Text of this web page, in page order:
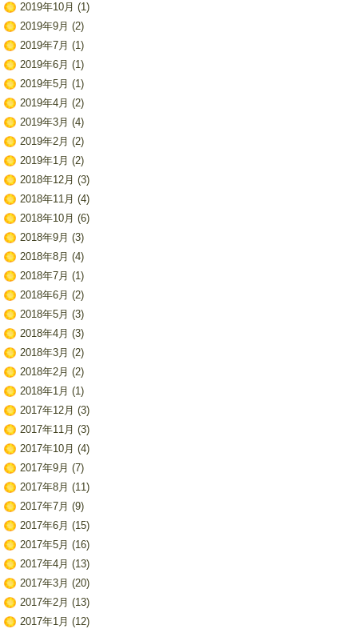
2019年10月 (1)
2019年9月 (2)
2019年7月 (1)
2019年6月 (1)
2019年5月 (1)
2019年4月 (2)
2019年3月 (4)
2019年2月 (2)
2019年1月 (2)
2018年12月 (3)
2018年11月 (4)
2018年10月 (6)
2018年9月 (3)
2018年8月 (4)
2018年7月 (1)
2018年6月 (2)
2018年5月 (3)
2018年4月 (3)
2018年3月 (2)
2018年2月 (2)
2018年1月 (1)
2017年12月 (3)
2017年11月 (3)
2017年10月 (4)
2017年9月 (7)
2017年8月 (11)
2017年7月 (9)
2017年6月 (15)
2017年5月 (16)
2017年4月 (13)
2017年3月 (20)
2017年2月 (13)
2017年1月 (12)